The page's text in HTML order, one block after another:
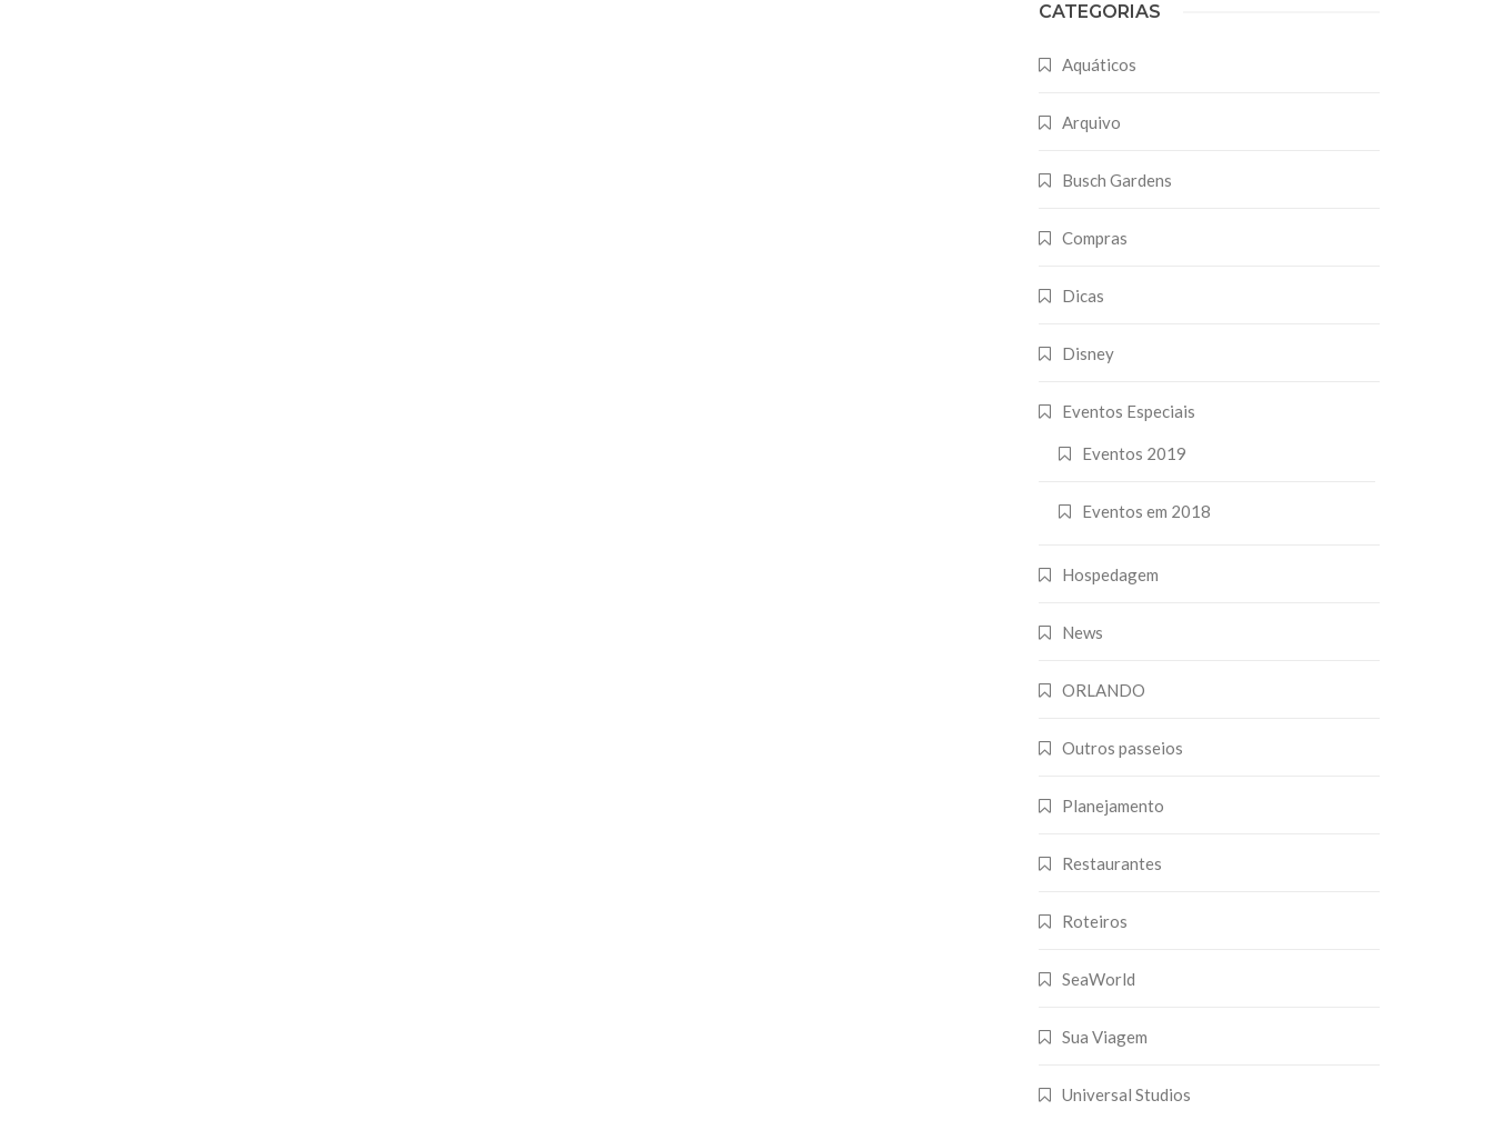
CATEGORIAS
Aquáticos
Arquivo
Busch Gardens
Compras
Dicas
Disney
Eventos Especiais
Eventos 2019
Eventos em 2018
Hospedagem
News
ORLANDO
Outros passeios
Planejamento
Restaurantes
Roteiros
SeaWorld
Sua Viagem
Universal Studios